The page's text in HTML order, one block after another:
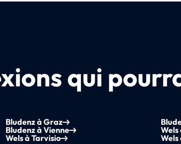
qui
Bludenz à Graz
Bludenz à Vienne Wels
Wels à Tarvisio Wels